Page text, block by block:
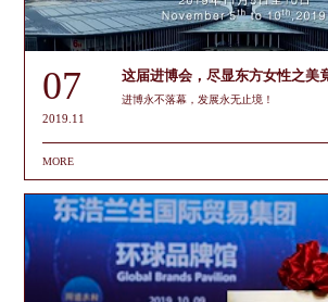
07
2019.11
这届进博会，尽显东方女性之美
进博永不落幕，发展永无止境！
MORE